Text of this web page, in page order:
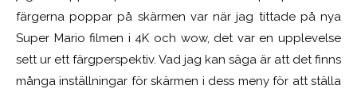
färgerna poppar på skärmen var när jag tittade på nya
Super Mario filmen i 4K och wow, det var en upplevelse
sett ur ett färgperspektiv. Vad jag kan säga är att det finns
många inställningar för skärmen i dess meny för att ställa